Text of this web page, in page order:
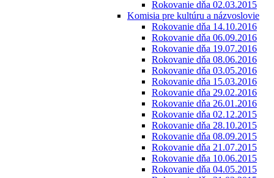
Rokovanie dňa 02.03.2015
Komisia pre kultúru a názvoslovie
Rokovanie dňa 14.10.2016
Rokovanie dňa 06.09.2016
Rokovanie dňa 19.07.2016
Rokovanie dňa 08.06.2016
Rokovanie dňa 03.05.2016
Rokovanie dňa 15.03.2016
Rokovanie dňa 29.02.2016
Rokovanie dňa 26.01.2016
Rokovanie dňa 02.12.2015
Rokovanie dňa 28.10.2015
Rokovanie dňa 08.09.2015
Rokovanie dňa 21.07.2015
Rokovanie dňa 10.06.2015
Rokovanie dňa 04.05.2015